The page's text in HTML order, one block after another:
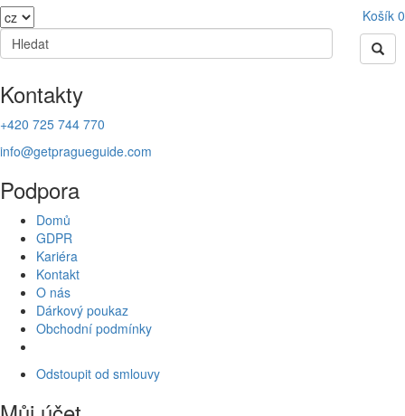
Košík 0
Kontakty
+420 725 744 770
info@getpragueguide.com
Podpora
Domů
GDPR
Kariéra
Kontakt
O nás
Dárkový poukaz
Obchodní podmínky
Odstoupit od smlouvy